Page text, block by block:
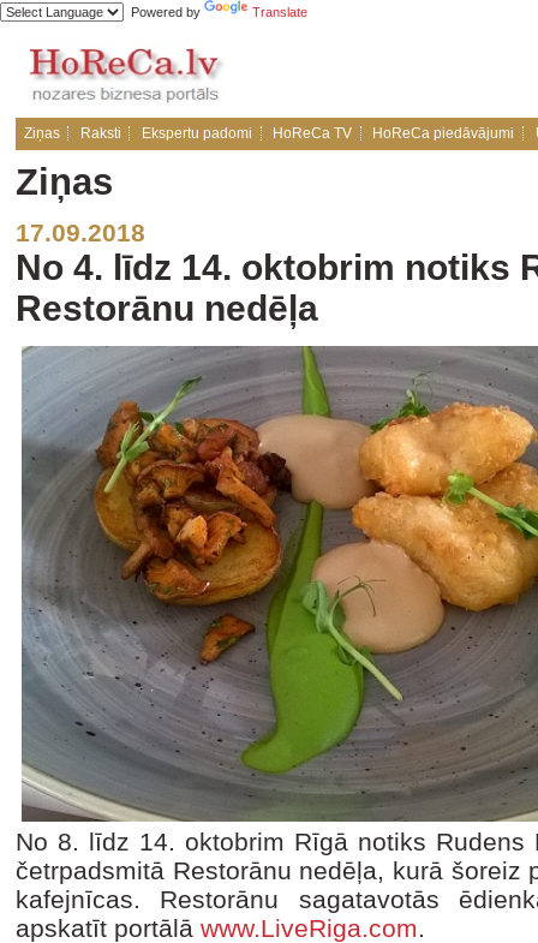
Powered by Translate
Ziņas Raksti Ekspertu padomi HoReCa TV HoReCa piedāvājumi
Ziņas
17.09.2018
No 4. līdz 14. oktobrim notiks
Restorānu nedēļa
No 8. līdz 14. oktobrim Rīgā notiks
četrpadsmitā Restorānu nedēļa, kurā šoreiz
kafejnīcas. Restorānu sagatavotās
apskatīt portālā www.LiveRiga.com.